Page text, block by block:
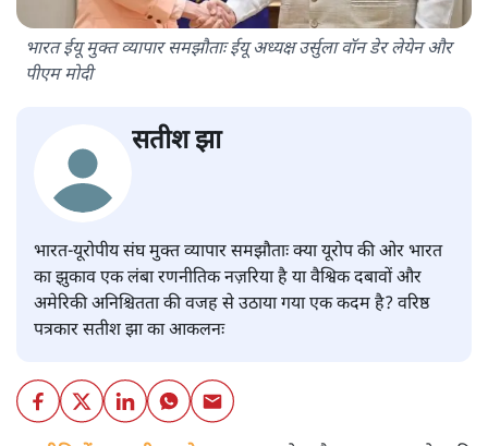
भारत ईयू मुक्त व्यापार समझौताः ईयू अध्यक्ष उर्सुला वॉन डेर लेयेन और
पीएम मोदी
सतीश झा
भारत-यूरोपीय संघ मुक्त व्यापार समझौताः क्या यूरोप की ओर भारत
का झुकाव एक लंबा रणनीतिक नज़रिया है या वैश्विक दबावों और
अमेरिकी अनिश्चितता की वजह से उठाया गया एक कदम है? वरिष्ठ
पत्रकार सतीश झा का आकलनः